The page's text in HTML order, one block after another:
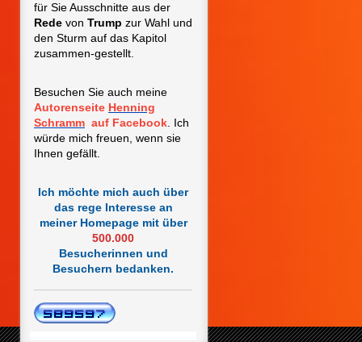
für Sie Ausschnitte aus der
Rede von Trump zur Wahl und
den Sturm auf das Kapitol
zusammen-gestellt.
Besuchen Sie auch meine
Autorenseite Henning
Schramm auf Facebook . Ich
würde mich freuen, wenn sie
Ihnen gefällt.
Ich möchte mich auch über
das rege Interesse an
meiner Homepage mit über
500.000
Besucherinnen und
Besuchern bedanken.